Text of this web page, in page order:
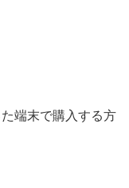
端末で購入する方